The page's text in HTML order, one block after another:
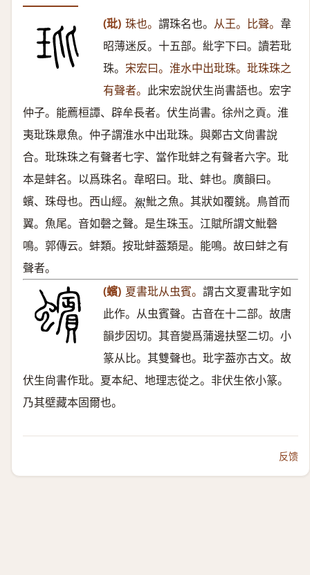
(玭) 珠也。 謂珠名也。 从王。比聲。 韋
昭薄迷反。十五部。紕字下曰。讀若玭
珠。 宋宏曰。淮水中出玭珠。玭珠珠之
有聲者。 此宋宏說伏生尚書語也。宏字
仲子。能薦桓譚、辟牟長者。伏生尚書。徐州之貢。淮
夷玭珠臮魚。仲子謂淮水中出玭珠。與鄭古文尙書說
合。玭珠珠之有聲者七字、當作玭蚌之有聲者六字。玭
本是蚌名。以爲珠名。韋昭曰。玭、蚌也。廣韻曰。
蠙、珠母也。西山經。 𩶯 魮之魚。其狀如覆銚。鳥首而
翼。魚尾。音如磬之聲。是生珠玉。江賦所謂文魮磬
鳴。郭傳云。蚌類。按玭蚌葢類是。能鳴。故曰蚌之有
聲者。
(蠙) 夏書玭从虫賓。 謂古文夏書玭字如
此作。从虫賓聲。古音在十二部。故唐
韻步因切。其音變爲蒲邊扶堅二切。小
篆从比。其雙聲也。玭字葢亦古文。故
伏生尙書作玭。夏本紀、地理志從之。非伏生依小篆。
乃其壁藏本固爾也。
反馈